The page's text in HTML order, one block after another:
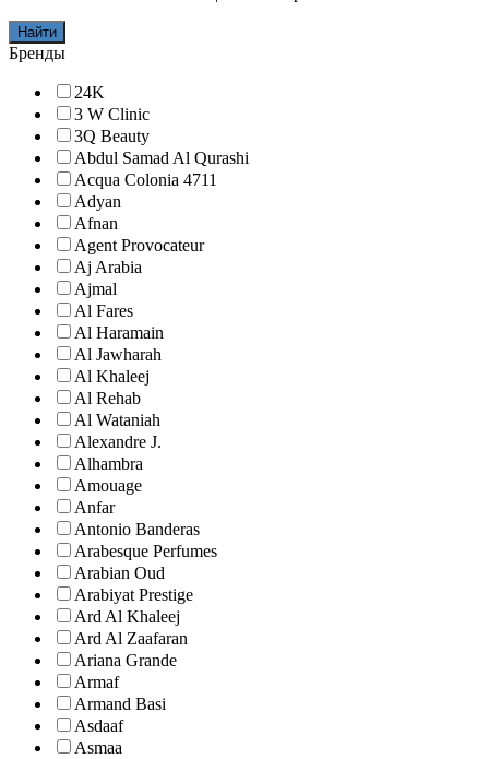
Найти
Бренды
24K
3 W Clinic
3Q Beauty
Abdul Samad Al Qurashi
Acqua Colonia 4711
Adyan
Afnan
Agent Provocateur
Aj Arabia
Ajmal
Al Fares
Al Haramain
Al Jawharah
Al Khaleej
Al Rehab
Al Wataniah
Alexandre J.
Alhambra
Amouage
Anfar
Antonio Banderas
Arabesque Perfumes
Arabian Oud
Arabiyat Prestige
Ard Al Khaleej
Ard Al Zaafaran
Ariana Grande
Armaf
Armand Basi
Asdaaf
Asmaa